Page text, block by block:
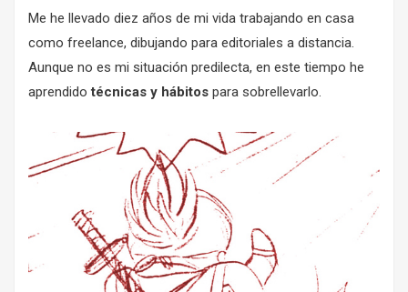
Me he llevado diez años de mi vida trabajando en casa
como freelance, dibujando para editoriales a distancia.
Aunque no es mi situación predilecta, en este tiempo he
aprendidotécnicas y hábitos para sobrellevarlo.